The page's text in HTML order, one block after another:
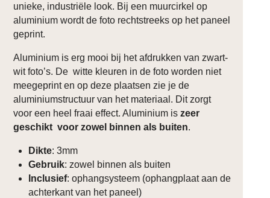
unieke, industriële look. Bij een muurcirkel op
aluminium wordt de foto rechtstreeks op het paneel
geprint.
Aluminium is erg mooi bij het afdrukken van zwart-
wit foto’s. De witte kleuren in de foto worden niet
meegeprint en op deze plaatsen zie je de
aluminiumstructuur van het materiaal. Dit zorgt
voor een heel fraai effect. Aluminium iszeer
geschikt voor zowel binnen als buiten.
Dikte: 3mm
Gebruik: zowel binnen als buiten
Inclusief: ophangsysteem (ophangplaat aan de
achterkant van het paneel)